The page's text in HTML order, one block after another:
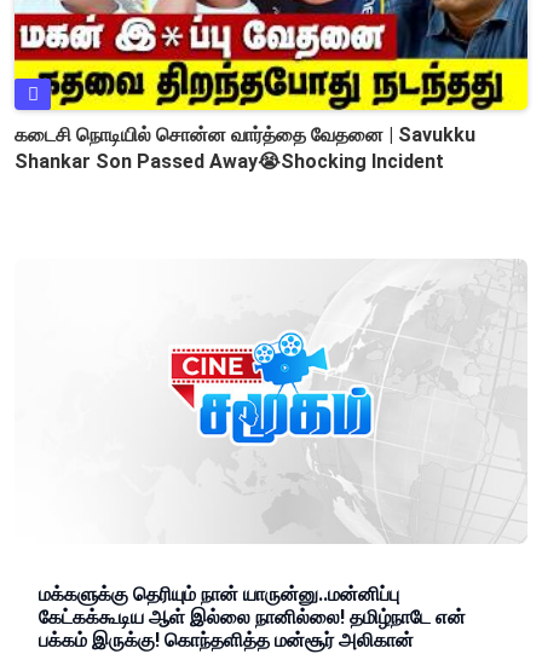
கடைசி நொடியில் சொன்ன வார்த்தை வேதனை | Savukku
Shankar Son Passed Away😭Shocking Incident
மக்களுக்கு தெரியும் நான் யாருன்னு..மன்னிப்பு
கேட்கக்கூடிய ஆள் இல்லை நானில்லை! தமிழ்நாடே என்
பக்கம் இருக்கு! கொந்தளித்த மன்சூர் அலிகான்